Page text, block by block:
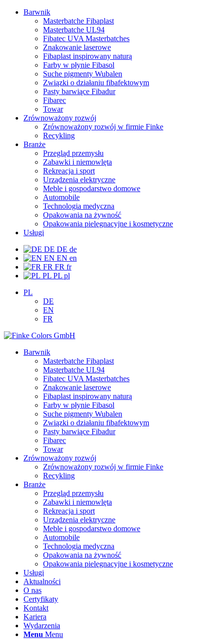
Barwnik
Masterbatche Fibaplast
Masterbatche UL94
Fibatec UVA Masterbatches
Znakowanie laserowe
Fibaplast inspirowany naturą
Farby w płynie Fibasol
Suche pigmenty Wubalen
Związki o działaniu fibafektowym
Pasty barwiące Fibadur
Fibarec
Towar
Zrównoważony rozwój
Zrównoważony rozwój w firmie Finke
Recykling
Branże
Przegląd przemysłu
Zabawki i niemowlęta
Rekreacja i sport
Urządzenia elektryczne
Meble i gospodarstwo domowe
Automobile
Technologia medyczna
Opakowania na żywność
Opakowania pielęgnacyjne i kosmetyczne
Usługi
DE DE de
EN EN en
FR FR fr
PL PL pl
PL
DE
EN
FR
Barwnik
Masterbatche Fibaplast
Masterbatche UL94
Fibatec UVA Masterbatches
Znakowanie laserowe
Fibaplast inspirowany naturą
Farby w płynie Fibasol
Suche pigmenty Wubalen
Związki o działaniu fibafektowym
Pasty barwiące Fibadur
Fibarec
Towar
Zrównoważony rozwój
Zrównoważony rozwój w firmie Finke
Recykling
Branże
Przegląd przemysłu
Zabawki i niemowlęta
Rekreacja i sport
Urządzenia elektryczne
Meble i gospodarstwo domowe
Automobile
Technologia medyczna
Opakowania na żywność
Opakowania pielęgnacyjne i kosmetyczne
Usługi
Aktualności
O nas
Certyfikaty
Kontakt
Kariera
Wydarzenia
Menu Menu